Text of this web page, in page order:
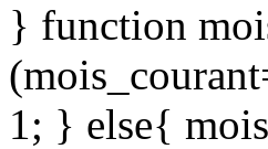
} function
1; } else{